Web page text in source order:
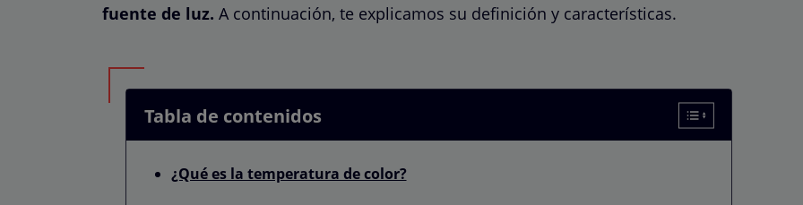
fuente de luz. A continuación, te explicamos su definición y características.
Tabla de contenidos
¿Qué es la temperatura de color?